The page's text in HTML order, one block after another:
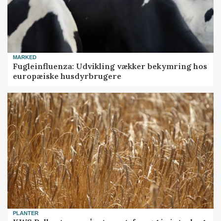
MARKED
Fugleinfluenza: Udvikling vækker bekymring hos
europæiske husdyrbrugere
PLANTER